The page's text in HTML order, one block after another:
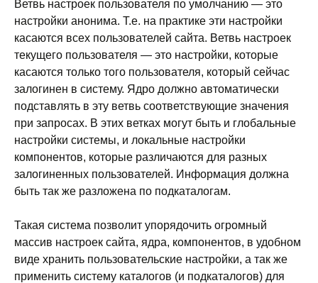
Ветвь настроек пользователя по умолчанию — это
настройки анонима. Т.е. на практике эти настройки
касаются всех пользователей сайта. Ветвь настроек
текущего пользователя — это настройки, которые
касаются только того пользователя, который сейчас
залогинен в систему. Ядро должно автоматически
подставлять в эту ветвь соответствующие значения
при запросах. В этих ветках могут быть и глобальные
настройки системы, и локальные настройки
компонентов, которые различаются для разных
залогиненных пользователей. Информация должна
быть так же разложена по подкаталогам.
Такая система позволит упорядочить огромный
массив настроек сайта, ядра, компонентов, в удобном
виде хранить пользовательские настройки, а так же
применить систему каталогов (и подкаталогов) для